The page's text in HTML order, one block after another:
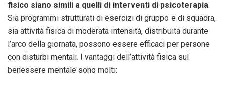
fisico siano simili a quelli di interventi di psicoterapia.
Sia programmi strutturati di esercizi di gruppo e di squadra,
sia attività fisica di moderata intensità, distribuita durante
l’arco della giornata, possono essere efficaci per persone
con disturbi mentali. I vantaggi dell’attività fisica sul
benessere mentale sono molti: